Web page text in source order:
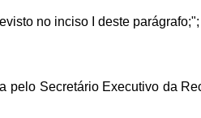
no inciso I deste parágrafo;";
Secretário Executivo da